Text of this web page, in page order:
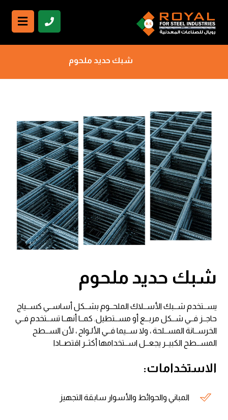
شبك حديد ملحوم
شبك حديد ملحوم
يســتخدم شــبك الأســلاك الملحــوم بشــكل أساســي كســياج
حاجــز فــي شــكل مربــع أو مســتطيل. كمــا أنهــا تســتخدم فــي
الخرســانة المســلحة ، ولا ســيما فــي الألـواح ، لأن الســطح
المســطح الكبيــر يجعــل اســتخدامها أكثــر اقتصــادا
الاستخدامات:
المباني والحوائط والأسوار سابقة التجهيز